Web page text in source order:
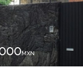
MXN